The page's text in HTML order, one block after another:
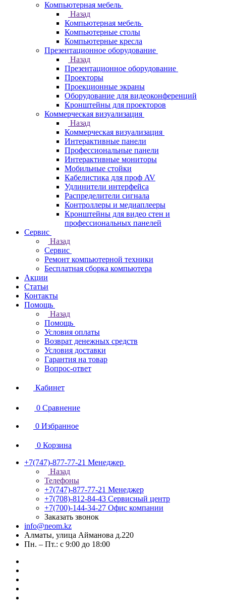
Компьютерная мебель
Назад
Компьютерная мебель
Компьютерные столы
Компьютерные кресла
Презентационное оборудование
Назад
Презентационное оборудование
Проекторы
Проекционные экраны
Оборудование для видеоконференций
Кронштейны для проекторов
Коммерческая визуализация
Назад
Коммерческая визуализация
Интерактивные панели
Профессиональные панели
Интерактивные мониторы
Мобильные стойки
Кабелистика для проф AV
Удлинители интерфейса
Распределители сигнала
Контроллеры и медиаплееры
Кронштейны для видео стен и
профессиональных панелей
Сервис
Назад
Сервис
Ремонт компьютерной техники
Бесплатная сборка компьютера
Акции
Статьи
Контакты
Помощь
Назад
Помощь
Условия оплаты
Возврат денежных средств
Условия доставки
Гарантия на товар
Вопрос-ответ
Кабинет
0 Сравнение
0 Избранное
0 Корзина
+7(747)-877-77-21 Менеджер
Назад
Телефоны
+7(747)-877-77-21 Менеджер
+7(708)-812-84-43 Сервисный центр
+7(700)-144-34-27 Офис компании
Заказать звонок
info@neom.kz
Алматы, улица Айманова д.220
Пн. – Пт.: с 9:00 до 18:00